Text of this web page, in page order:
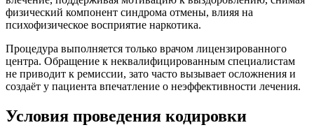
физический компонент синдрома отмены, влияя на
психофизическое восприятие наркотика.
Процедура выполняется только врачом лицензированного
центра. Обращение к неквалифицированным специалистам
не приводит к ремиссии, зато часто вызывает осложнения и
создаёт у пациента впечатление о неэффективности лечения.
Условия проведения кодировки